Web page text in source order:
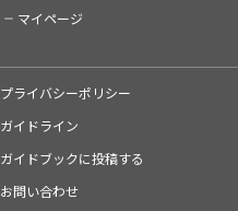
マイページ
プライバシーポリシー
ガイドライン
ガイドブックに投稿する
お問い合わせ